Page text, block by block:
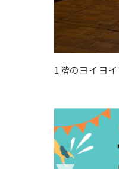
1階のヨイヨ